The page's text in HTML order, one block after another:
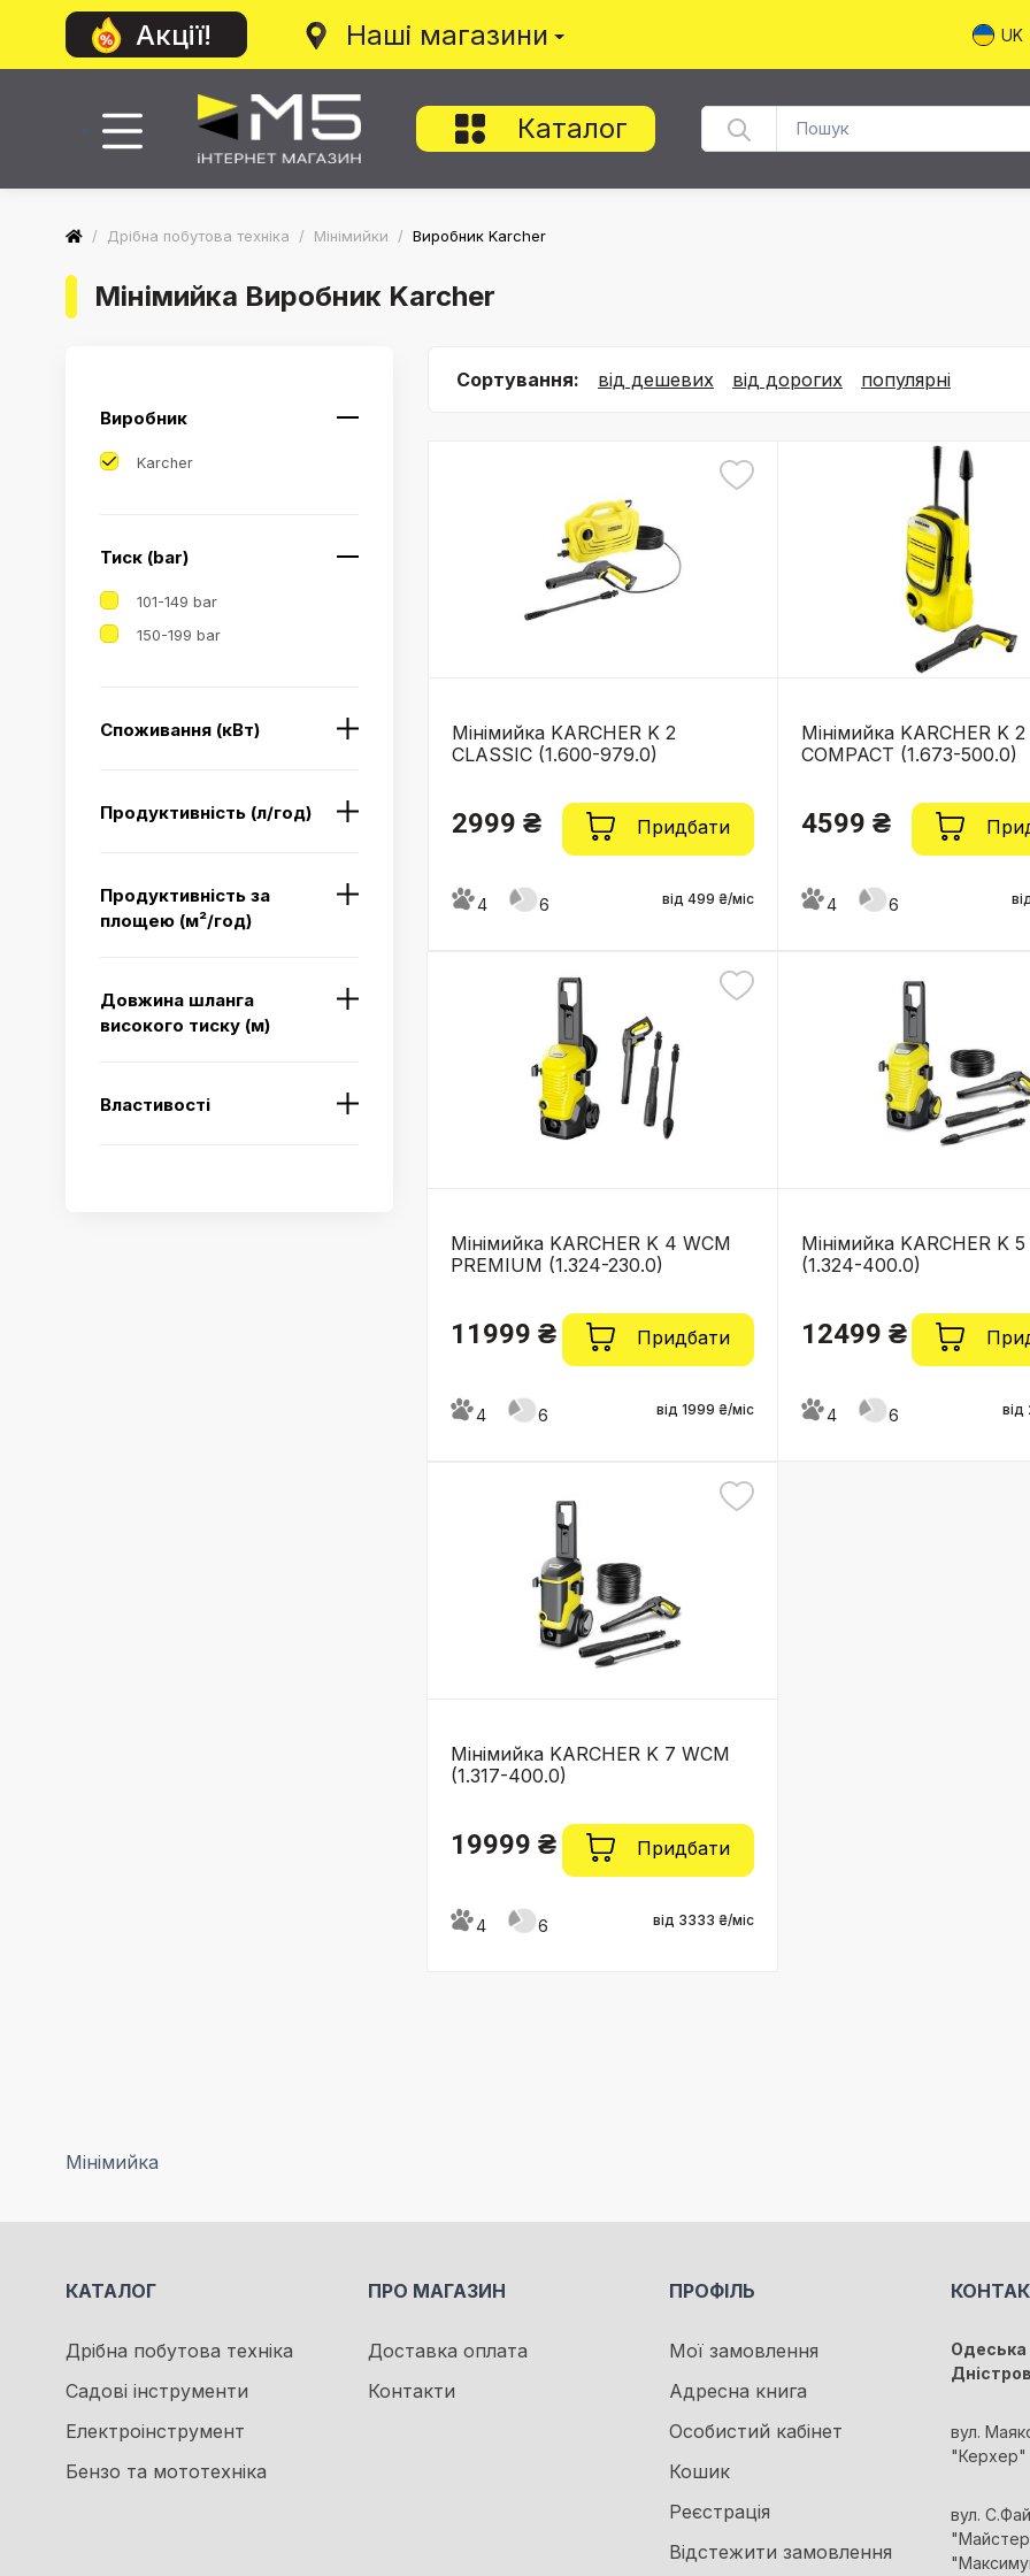
Акції! Наші магазини UK
Каталог
/ Дрібна побутова техніка / Мінімийки / Виробник Karcher
Мінімийка Виробник Karcher
Виробник
Karcher
Тиск (bar)
101-149 bar
150-199 bar
Споживання (кВт)
Продуктивність (л/год)
Продуктивність за
площею (м²/год)
Довжина шланга
високого тиску (м)
Властивості
Сортування: від дешевих від дорогих популярні
Мінімийка KARCHER K 2
CLASSIC (1.600-979.0)
2999 ₴ Придбати
4 6 від 499 ₴/міс
Мінімийка KARCHER K 2
COMPACT (1.673-500.0)
4599 ₴
4 6
Мінімийка KARCHER K 4 WCM
PREMIUM (1.324-230.0)
11999 ₴ Придбати
4 6 від 1999 ₴/міс
Мінімийка KARCHER K
(1.324-400.0)
12499 ₴
4 6
Мінімийка KARCHER K 7 WCM
(1.317-400.0)
19999 ₴ Придбати
4 6 від 3333 ₴/міс
Мінімийка
КАТАЛОГ
Дрібна побутова техніка
Садові інструменти
Електроінструмент
Бензо та мототехніка
ПРО МАГАЗИН
Доставка оплата
Контакти
ПРОФІЛЬ
Мої замовлення
Адресна книга
Особистий кабінет
Кошик
Реєстрація
Відстежити замовлення
Одеська
вул.
"Керхер"
вул.
"Майстер